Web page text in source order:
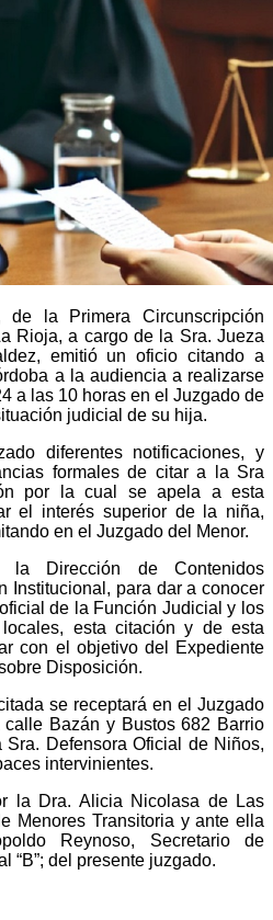
de la Primera Circunscripción
Rioja, a cargo de la Sra. Jueza
emitió un oficio citando a
a la audiencia a realizarse
a las 10 horas en el Juzgado de
judicial de su hija.
diferentes notificaciones, y
formales de citar a la Sra
por la cual se apela a esta
el interés superior de la niña,
en el Juzgado del Menor.
la Dirección de Contenidos
Institucional, para dar a conocer
de la Función Judicial y los
esta citación y de esta
con el objetivo del Expediente
Disposición.
se receptará en el Juzgado
Bazán y Bustos 682 Barrio
Defensora Oficial de Niños,
intervinientes.
la Dra. Alicia Nicolasa de Las
Menores Transitoria y ante ella
Reynoso, Secretario de
“B”; del presente juzgado.